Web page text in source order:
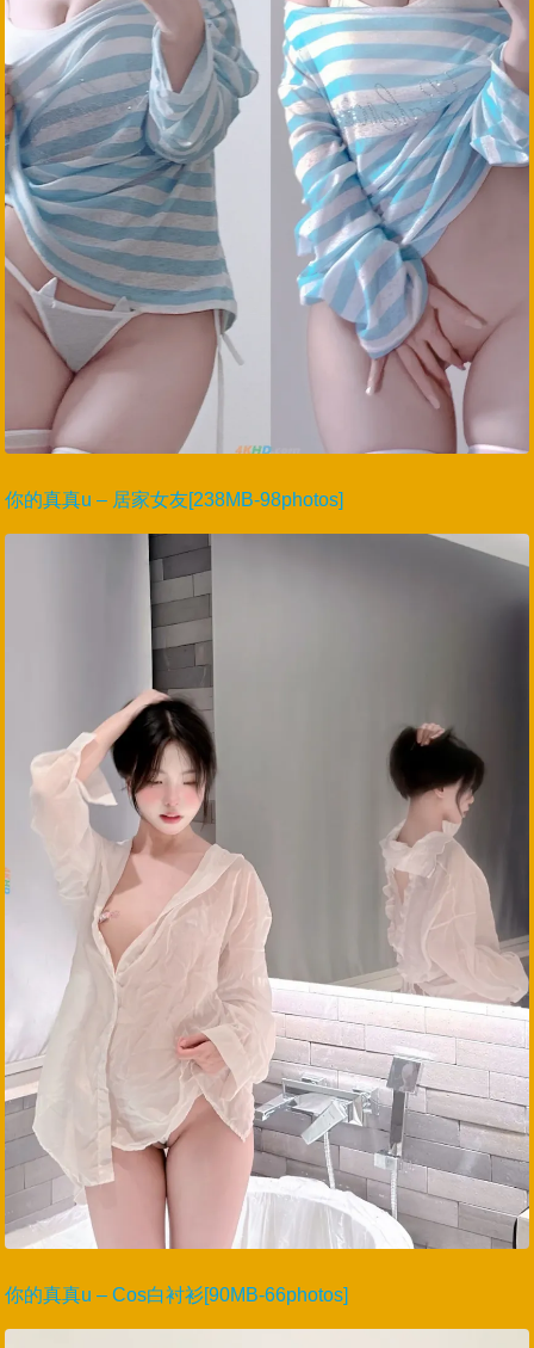
你的真真u – 居家女友[238MB-98photos]
你的真真u – Cos白衬衫[90MB-66photos]